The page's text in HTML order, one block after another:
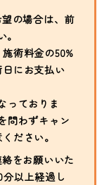
の場合は、前
術料金の50%
にお支払い
っておりま
問わずキャン
ださい。
をお願いいた
以上経過し